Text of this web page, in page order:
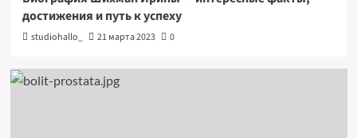
достижения и путь к успеху
studiohallo_ 21 марта 2023 0